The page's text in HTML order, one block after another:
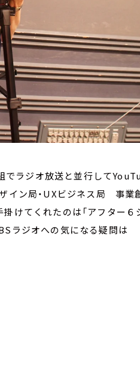
でラジオ放送と並行して
イン局・UXビジネス局 事業
けてくれたのは「アフター６
ラジオへの気になる疑問は